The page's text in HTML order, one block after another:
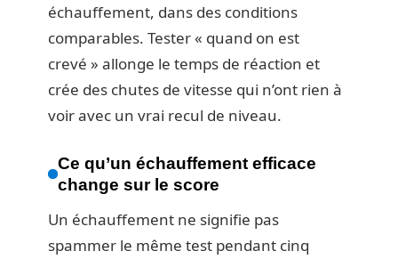
échauffement, dans des conditions
comparables. Tester « quand on est
crevé » allonge le temps de réaction et
crée des chutes de vitesse qui n’ont rien à
voir avec un vrai recul de niveau.
Ce qu’un échauffement efficace
change sur le score
Un échauffement ne signifie pas
spammer le même test pendant cinq